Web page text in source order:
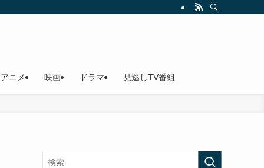
アニメ 映画 ドラマ 見逃しTV番組